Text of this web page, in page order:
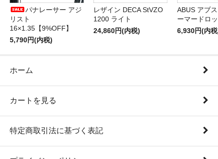
パナレーサー アジ
リスト
16×1.35【9%OFF】
5,790円(内税)
レザイン DECA StVZO
1200 ライト
24,860円(内税)
ABUS アブ
ーマードロ
6,930円(内
ホーム
カートを見る
特定商取引法に基づく表記